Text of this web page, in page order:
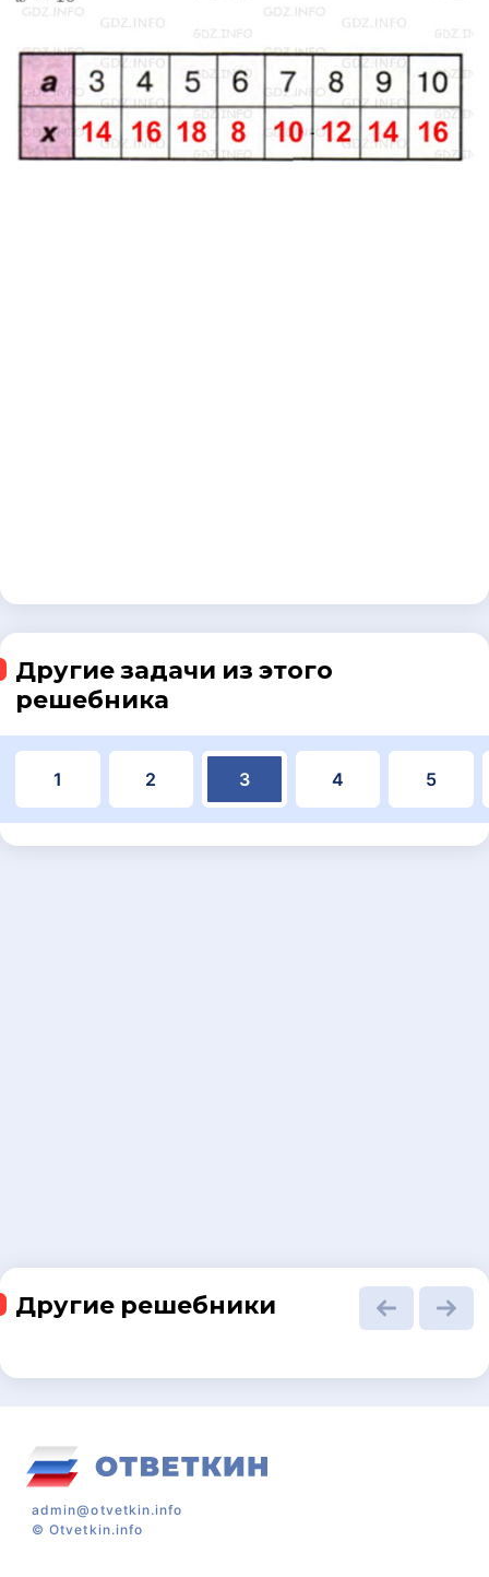
Другие задачи из этого
решебника
1 2 3 4 5
Другие решебники
admin@otvetkin.info
©Otvetkin.info